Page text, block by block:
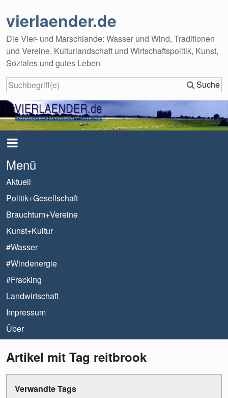
vierlaender.de
Die Vier- und Marschlande: Wasser und Wind, Traditionen
und Vereine, Kulturlandschaft und Wirtschaftspolitik, Kunst,
Soziales und gutes Leben
Suche
Menü
Aktuell
Politik+Gesellschaft
Brauchtum+Vereine
Kunst+Kultur
#Wasser
#Windenergie
#Fracking
Landwirtschaft
Impressum
Über
Artikel mit Tag reitbrook
Verwandte Tags